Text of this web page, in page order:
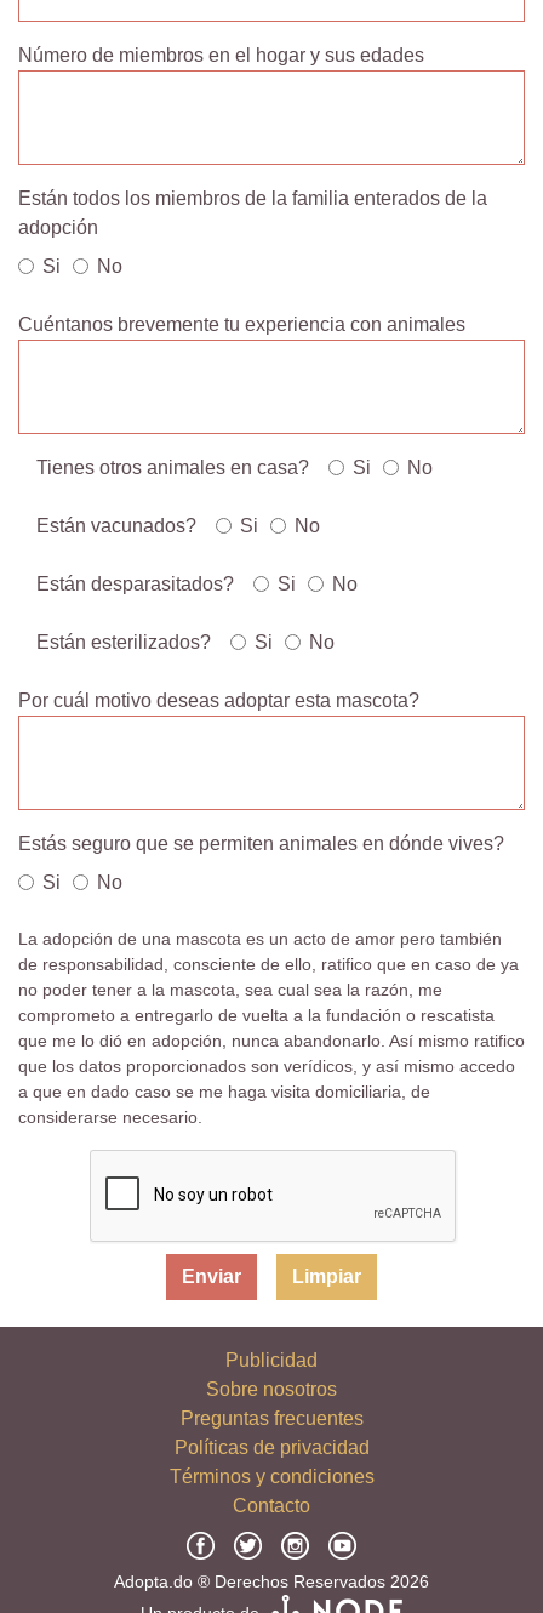
Número de miembros en el hogar y sus edades
Están todos los miembros de la familia enterados de la
adopción
Si
No
Cuéntanos brevemente tu experiencia con animales
Tienes otros animales en casa? Si No
Están vacunados? Si No
Están desparasitados? Si No
Están esterilizados? Si No
Por cuál motivo deseas adoptar esta mascota?
Estás seguro que se permiten animales en dónde vives?
Si
No
La adopción de una mascota es un acto de amor pero también
de responsabilidad, consciente de ello, ratifico que en caso de ya
no poder tener a la mascota, sea cual sea la razón, me
comprometo a entregarlo de vuelta a la fundación o rescatista
que me lo dió en adopción, nunca abandonarlo. Así mismo ratifico
que los datos proporcionados son verídicos, y así mismo accedo
a que en dado caso se me haga visita domiciliaria, de
considerarse necesario.
Limpiar
Publicidad
Sobre nosotros
Preguntas frecuentes
Políticas de privacidad
Términos y condiciones
Contacto
Adopta.do ® Derechos Reservados 2026